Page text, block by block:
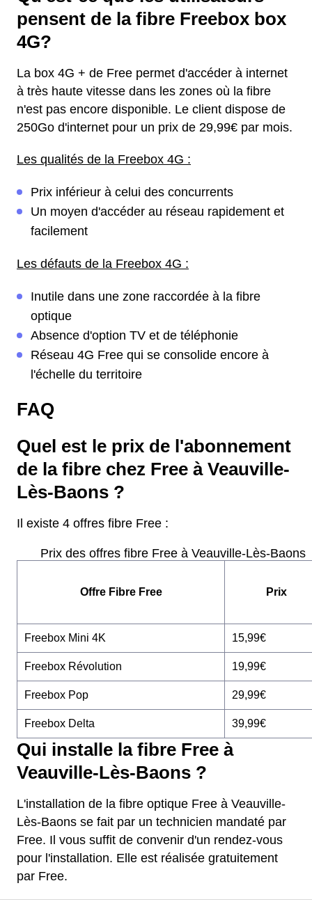
pensent de la fibre Freebox box
4G?
La box 4G + de Free permet d'accéder à internet
à très haute vitesse dans les zones où la fibre
n'est pas encore disponible. Le client dispose de
250Go d'internet pour un prix de 29,99€ par mois.
Les qualités de la Freebox 4G :
Prix inférieur à celui des concurrents
Un moyen d'accéder au réseau rapidement et
facilement
Les défauts de la Freebox 4G :
Inutile dans une zone raccordée à la fibre
optique
Absence d'option TV et de téléphonie
Réseau 4G Free qui se consolide encore à
l'échelle du territoire
FAQ
Quel est le prix de l'abonnement
de la fibre chez Free à Veauville-
Lès-Baons ?
Il existe 4 offres fibre Free :
Prix des offres fibre Free à Veauville-Lès-Baons
Offre Fibre Free Prix
Freebox Mini 4K 15,99€
Freebox Révolution 19,99€
Freebox Pop 29,99€
Freebox Delta 39,99€
Qui installe la fibre Free à
Veauville-Lès-Baons ?
L'installation de la fibre optique Free à Veauville-
Lès-Baons se fait par un technicien mandaté par
Free. Il vous suffit de convenir d'un rendez-vous
pour l'installation. Elle est réalisée gratuitement
par Free.